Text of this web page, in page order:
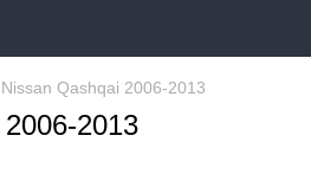
Nissan Qashqai 2006-2013
2013